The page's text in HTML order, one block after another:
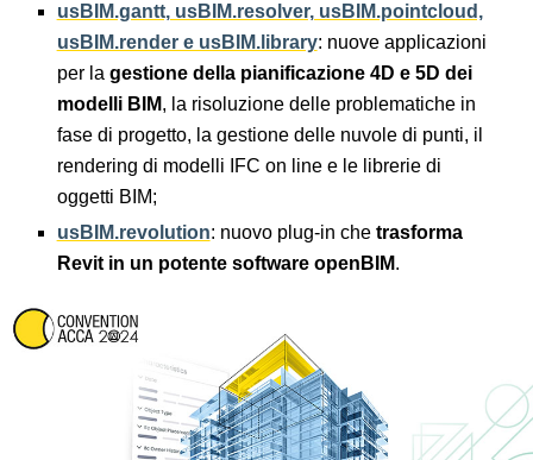
usBIM.gantt, usBIM.resolver, usBIM.pointcloud,
usBIM.render e usBIM.library: nuove applicazioni
per la gestione della pianificazione 4D e 5D dei
modelli BIM, la risoluzione delle problematiche in
fase di progetto, la gestione delle nuvole di punti, il
rendering di modelli IFC on line e le librerie di
oggetti BIM;
usBIM.revolution: nuovo plug-in che trasforma
Revit in un potente software openBIM.